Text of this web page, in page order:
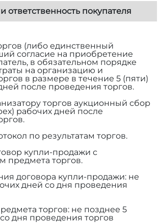
ответственность покупателя
(либо единственный
согласие на приобретение
в обязательном порядке
на организацию и
в размере в течение 5 (пяти)
после проведения торгов.
торгов аукционный сбор
рабочих дней после
по результатам торгов.
купли-продажи с
предмета торгов.
договора купли-продажи: не
дней со дня проведения
торгов: не позднее 5
дня проведения торгов